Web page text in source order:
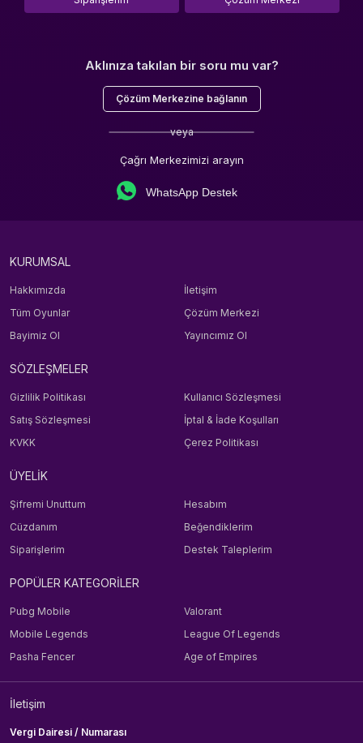
Aklınıza takılan bir soru mu var?
Çözüm Merkezine bağlanın
veya
Çağrı Merkezimizi arayın
WhatsApp Destek
KURUMSAL
Hakkımızda
İletişim
Tüm Oyunlar
Çözüm Merkezi
Bayimiz Ol
Yayıncımız Ol
SÖZLEŞMELER
Gizlilik Politikası
Kullanıcı Sözleşmesi
Satış Sözleşmesi
İptal & İade Koşulları
KVKK
Çerez Politikası
ÜYELİK
Şifremi Unuttum
Hesabım
Cüzdanım
Beğendiklerim
Siparişlerim
Destek Taleplerim
POPÜLER KATEGORİLER
Pubg Mobile
Valorant
Mobile Legends
League Of Legends
Pasha Fencer
Age of Empires
İletişim
Vergi Dairesi / Numarası